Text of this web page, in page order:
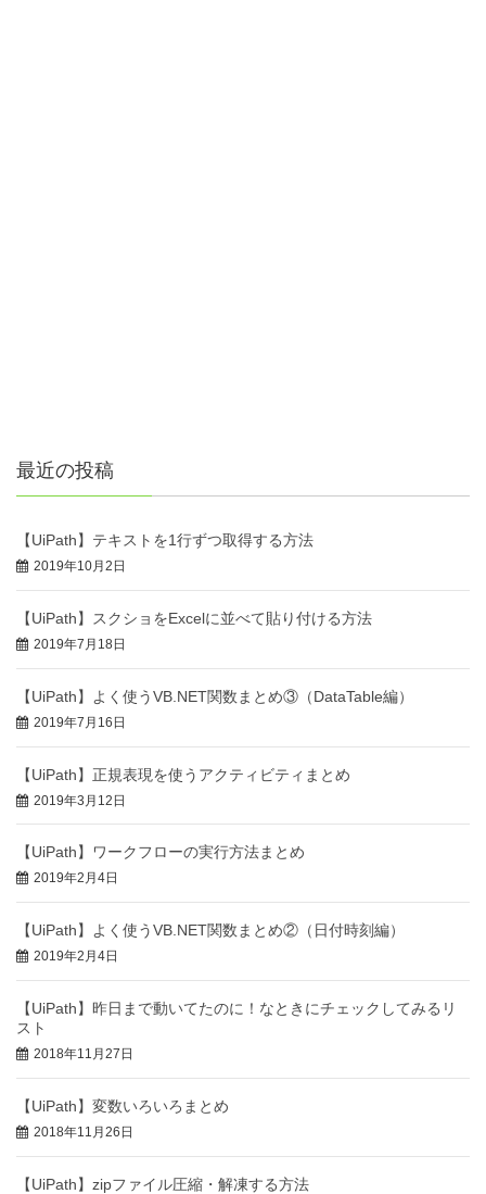
最近の投稿
【UiPath】テキストを1行ずつ取得する方法
2019年10月2日
【UiPath】スクショをExcelに並べて貼り付ける方法
2019年7月18日
【UiPath】よく使うVB.NET関数まとめ③（DataTable編）
2019年7月16日
【UiPath】正規表現を使うアクティビティまとめ
2019年3月12日
【UiPath】ワークフローの実行方法まとめ
2019年2月4日
【UiPath】よく使うVB.NET関数まとめ②（日付時刻編）
2019年2月4日
【UiPath】昨日まで動いてたのに！なときにチェックしてみるリ
スト
2018年11月27日
【UiPath】変数いろいろまとめ
2018年11月26日
【UiPath】zipファイル圧縮・解凍する方法